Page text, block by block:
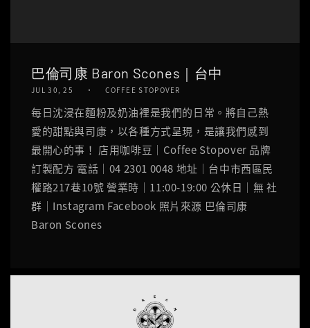
巴倫司康 Baron Scones｜台中
JUL 30, 25 COFFEE STOPOVER
每日沈浸在麵粉及奶油裡是我們的日常。將自己熱
愛的甜點與司康，以各種方式呈現，是讓我們感到
最開心的事！ 店用咖啡豆｜Coffee Stopover 品牌
訂製配方 電話｜04 2301 0048 地址｜台中市西區民
權路217巷10號 營業時｜11:00-19:00 公休日｜無 社
群｜Instagram Facebook 照片來源 巴倫司康
Baron Scones